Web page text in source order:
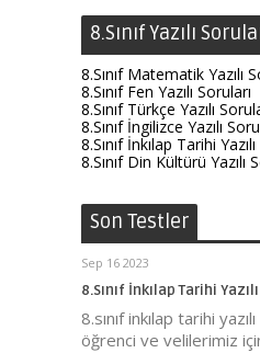
8.Sınıf Yazılı
8.Sınıf Matematik Yazılı
8.Sınıf Fen Yazılı Soruları
8.Sınıf Türkçe Yazılı
8.Sınıf İngilizce Yazılı
8.Sınıf İnkılap Tarihi
8.Sınıf Din Kültürü Yazılı
Son Testler
Sep 16 2023
8.Sınıf İnkılap Tarihi
8.sınıf inkılap tarihi
öğrenci ve velilerimiz